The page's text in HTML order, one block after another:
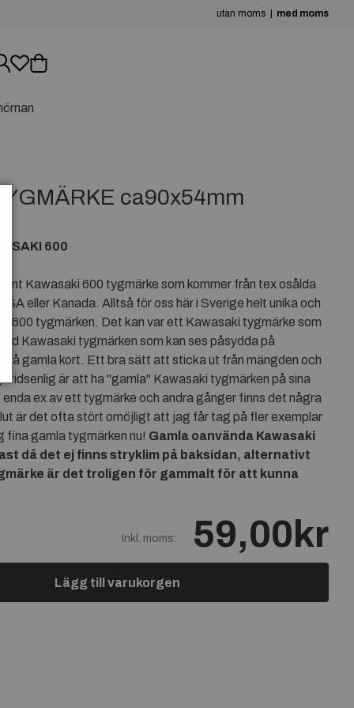
utan moms med moms
ca90x54mm
600
Kawasaki 600 tygmärke som kommer från tex osålda
eller Kanada. Alltså för oss här i Sverige helt unika och
600 tygmärken. Det kan var ett Kawasaki tygmärke som
Kawasaki tygmärken som kan ses påsydda på
på gamla kort. Ett bra sätt att sticka ut från mängden och
tidsenlig är att ha "gamla" Kawasaki tygmärken på sina
ex av ett tygmärke och andra gånger finns det några
är det ofta stört omöjligt att jag får tag på fler exemplar
fina gamla tygmärken nu! Gamla oanvända Kawasaki
då det ej finns stryklim på baksidan, alternativt
är det troligen för gammalt för att kunna
Inkl. moms: 59,00kr
Lägg till varukorgen